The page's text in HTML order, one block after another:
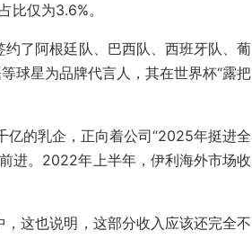
比仅为3.6%。
了阿根廷队、巴西队、西班牙队、葡
球星为品牌代言人，其在世界杯“露把
亿的乳企，正向着公司“2025年挺进全
进。2022年上半年，伊利海外市场收
这也说明，这部分收入应该还完全不